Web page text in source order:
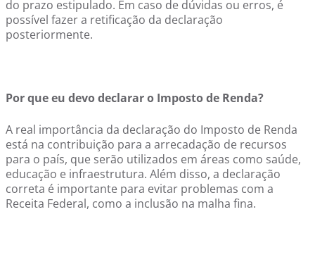
do prazo estipulado. Em caso de dúvidas ou erros, é
possível fazer a retificação da declaração
posteriormente.
Por que eu devo declarar o Imposto de Renda?
A real importância da declaração do Imposto de Renda
está na contribuição para a arrecadação de recursos
para o país, que serão utilizados em áreas como saúde,
educação e infraestrutura. Além disso, a declaração
correta é importante para evitar problemas com a
Receita Federal, como a inclusão na malha fina.